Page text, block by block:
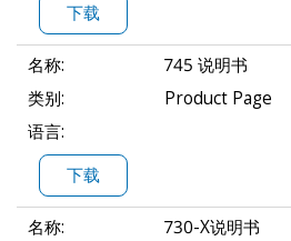
下载
名称:
745 说明书
类别:
Product Page
语言:
下载
名称:
730-X说明书